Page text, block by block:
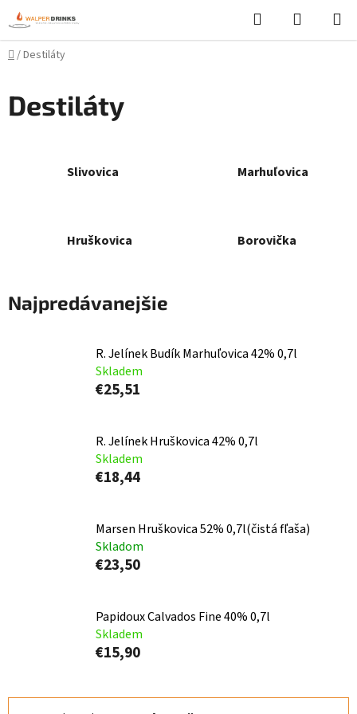
Prejsť
na
obsah
Hľadať
KOŠÍK
Domov
/Destiláty
Destiláty
Slivovica Marhuľovica
Hruškovica Borovička
Najpredávanejšie
R. Jelínek Budík Marhuľovica 42% 0,7l
Skladem
€25,51
R. Jelínek Hruškovica 42% 0,7l
Skladem
€18,44
Marsen Hruškovica 52% 0,7l(čistá fľaša)
Skladom
€23,50
Papidoux Calvados Fine 40% 0,7l
Skladem
€15,90
R